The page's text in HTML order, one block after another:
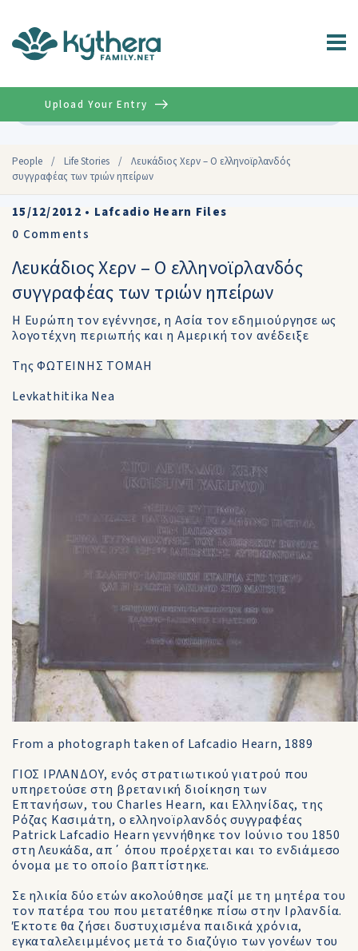
People / Life Stories /
Λευκάδιος Χερν – Ο ελληνοϊρλανδός
συγγραφέας των τριών ηπείρων
Upload Your Entry
15/12/2012 • Lafcadio Hearn Files
0 Comments
Λευκάδιος Χερν – Ο ελληνοϊρλανδός
συγγραφέας των τριών ηπείρων
Η Ευρώπη τον εγέννησε, η Ασία τον εδημιούργησε ως
λογοτέχνη περιωπής και η Αμερική τον ανέδειξε
Της ΦΩΤΕΙΝΗΣ ΤΟΜΑΗ
Levkathitika Nea
From a photograph taken of Lafcadio Hearn, 1889
ΓΙΟΣ ΙΡΛΑΝΔΟΥ, ενός στρατιωτικού γιατρού που
υπηρετούσε στη βρετανική διοίκηση των
Επτανήσων, του Charles Ηearn, και Ελληνίδας, της
Ρόζας Κασιμάτη, ο ελληνοϊρλανδός συγγραφέας
Ρatrick Lafcadio Ηearn γεννήθηκε τον Ιούνιο του 1850
στη Λευκάδα, απ΄ όπου προέρχεται και το ενδιάμεσο
όνομα με το οποίο βαπτίστηκε.
Σε ηλικία δύο ετών ακολούθησε μαζί με τη μητέρα του
τον πατέρα του που μετατέθηκε πίσω στην Ιρλανδία.
Έκτοτε θα ζήσει δυστυχισμένα παιδικά χρόνια,
εγκαταλελειμμένος μετά το διαζύγιο των γονέων του